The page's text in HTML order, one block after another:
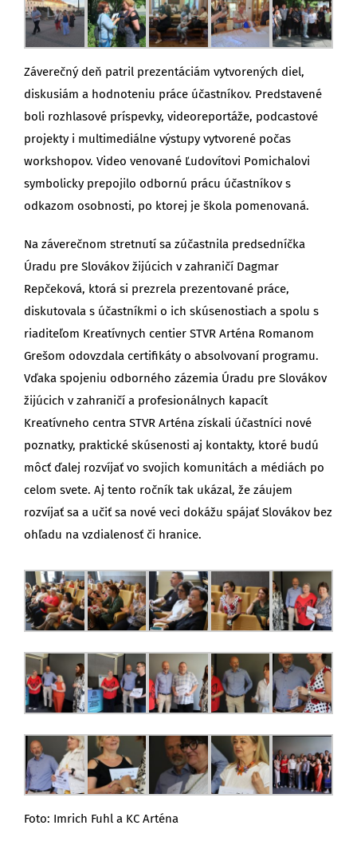
Záverečný deň patril prezentáciám vytvorených diel,
diskusiám a hodnoteniu práce účastníkov. Predstavené
boli rozhlasové príspevky, videoreportáže, podcastové
projekty i multimediálne výstupy vytvorené počas
workshopov. Video venované Ľudovítovi Pomichalovi
symbolicky prepojilo odbornú prácu účastníkov s
odkazom osobnosti, po ktorej je škola pomenovaná.
Na záverečnom stretnutí sa zúčastnila predsedníčka
Úradu pre Slovákov žijúcich v zahraničí Dagmar
Repčeková, ktorá si prezrela prezentované práce,
diskutovala s účastníkmi o ich skúsenostiach a spolu s
riaditeľom Kreatívnych centier STVR Arténa Romanom
Grešom odovzdala certifikáty o absolvovaní programu.
Vďaka spojeniu odborného zázemia Úradu pre Slovákov
žijúcich v zahraničí a profesionálnych kapacít
Kreatívneho centra STVR Arténa získali účastníci nové
poznatky, praktické skúsenosti aj kontakty, ktoré budú
môcť ďalej rozvíjať vo svojich komunitách a médiách po
celom svete. Aj tento ročník tak ukázal, že záujem
rozvíjať sa a učiť sa nové veci dokážu spájať Slovákov bez
ohľadu na vzdialenosť či hranice.
Foto: Imrich Fuhl a KC Arténa